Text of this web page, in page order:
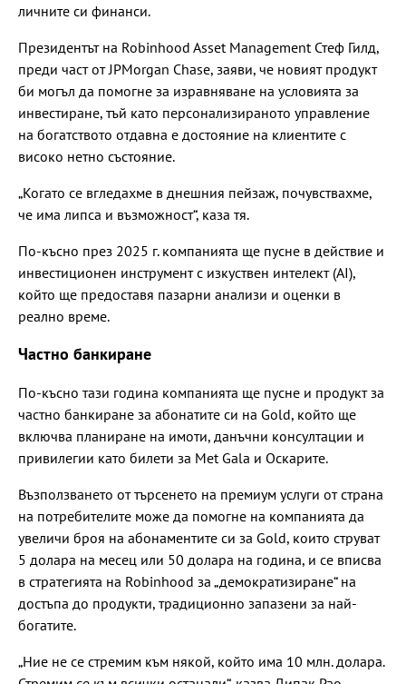
личните си финанси.
Президентът на Robinhood Asset Management Стеф Гилд,
преди част от JPMorgan Chase, заяви, че новият продукт
би могъл да помогне за изравняване на условията за
инвестиране, тъй като персонализираното управление
на богатството отдавна е достояние на клиентите с
високо нетно състояние.
„Когато се вгледахме в днешния пейзаж, почувствахме,
че има липса и възможност“, каза тя.
По-късно през 2025 г. компанията ще пусне в действие и
инвестиционен инструмент с изкуствен интелект (AI),
който ще предоставя пазарни анализи и оценки в
реално време.
Частно банкиране
По-късно тази година компанията ще пусне и продукт за
частно банкиране за абонатите си на Gold, който ще
включва планиране на имоти, данъчни консултации и
привилегии като билети за Met Gala и Оскарите.
Възползването от търсенето на премиум услуги от страна
на потребителите може да помогне на компанията да
увеличи броя на абонаментите си за Gold, които струват
5 долара на месец или 50 долара на година, и се вписва
в стратегията на Robinhood за „демократизиране“ на
достъпа до продукти, традиционно запазени за най-
богатите.
„Ние не се стремим към някой, който има 10 млн. долара.